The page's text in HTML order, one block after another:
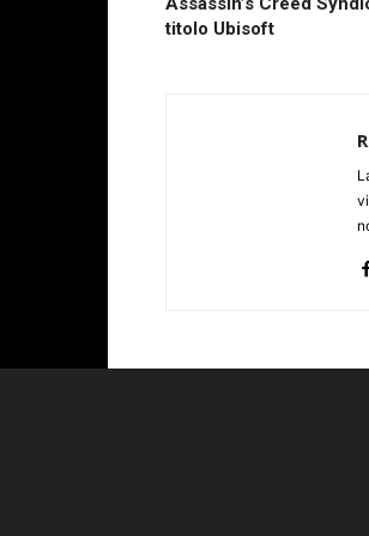
titolo Ubisoft